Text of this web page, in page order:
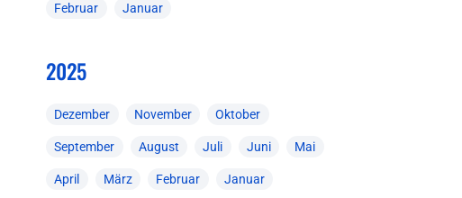
Februar Januar
2025
Dezember November Oktober
September August Juli Juni Mai
April März Februar Januar